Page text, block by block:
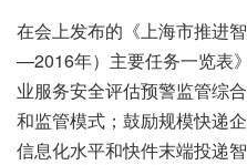
在会上发布的《上海市推进
—2016年）主要任务一览表
业服务安全评估预警监管综
和监管模式；鼓励规模快递
信息化水平和快件末端投递